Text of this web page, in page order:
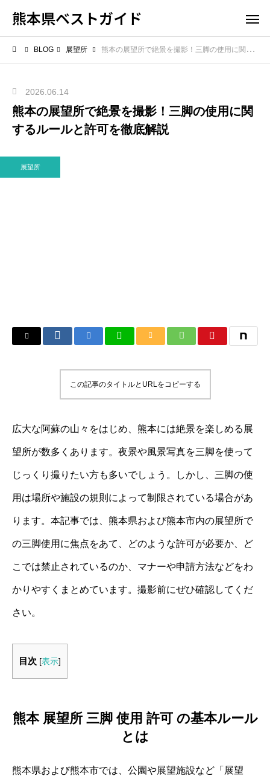
熊本県ベストガイド
BLOG 展望所 熊本の展望所で絶景を撮影！三脚の使用に関するルールと許可を徹底解説
2026.06.14
熊本の展望所で絶景を撮影！三脚の使用に関
するルールと許可を徹底解説
展望所
この記事のタイトルとURLをコピーする
広大な阿蘇の山々をはじめ、熊本には絶景を楽しめる展
望所が数多くあります。夜景や風景写真を三脚を使って
じっくり撮りたい方も多いでしょう。しかし、三脚の使
用は場所や施設の規則によって制限されている場合があ
ります。本記事では、熊本県および熊本市内の展望所で
の三脚使用に焦点をあて、どのような許可が必要か、ど
こでは禁止されているのか、マナーや申請方法などをわ
かりやすくまとめています。撮影前にぜひ確認してくだ
さい。
目次 [表示]
熊本 展望所 三脚 使用 許可 の基本ルール
とは
熊本県および熊本市では、公園や展望施設など「展望